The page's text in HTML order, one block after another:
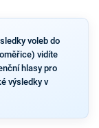
voleb do
vidíte
hlasy pro
výsledky v